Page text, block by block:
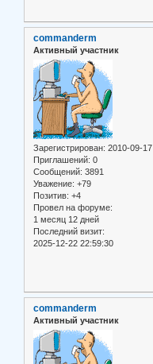
commanderm
Активный участник
Зарегистрирован: 2010-09-17
Приглашений: 0
Сообщений: 3891
Уважение: +79
Позитив: +4
Провел на форуме:
1 месяц 12 дней
Последний визит:
2025-12-22 22:59:30
commanderm
Активный участник